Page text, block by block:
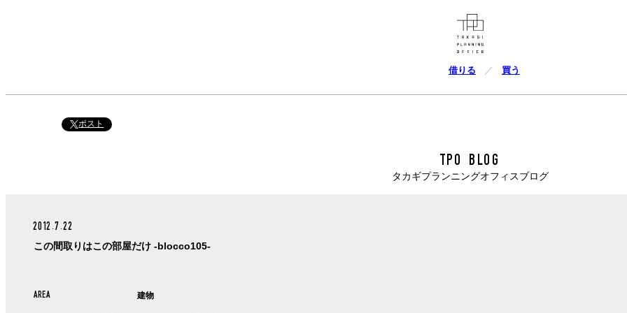
借りる 買う
ポスト
TPO BLOG
タカギプランニングオフィスブログ
2012.7.22
この間取りはこの部屋だけ -blocco105-
AREA 建物